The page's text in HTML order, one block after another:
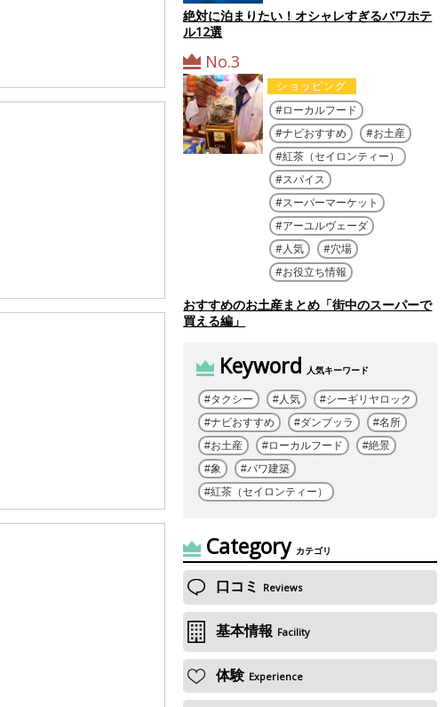
絶対に泊まりたい！オシャレすぎるバワホテ
ル12選
No.3
ショッピング
ローカルフード
ナビおすすめ
お土産
紅茶（セイロンティー）
スパイス
スーパーマーケット
アーユルヴェーダ
人気
穴場
お役立ち情報
おすすめのお土産まとめ「街中のスーパーで
買える編」
Keyword 人気キーワード
タクシー 人気
シーギリヤロック
ナビおすすめ
ダンブッラ
名所
お土産
ローカルフード
絶景
象
バワ建築
紅茶（セイロンティー）
Category カテゴリ
口コミ Reviews
基本情報 Facility
体験 Experience